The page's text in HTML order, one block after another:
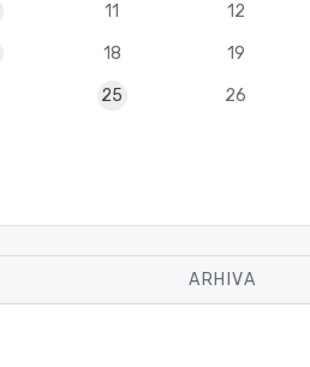
11 12
18 19
25 26
ARHIVA